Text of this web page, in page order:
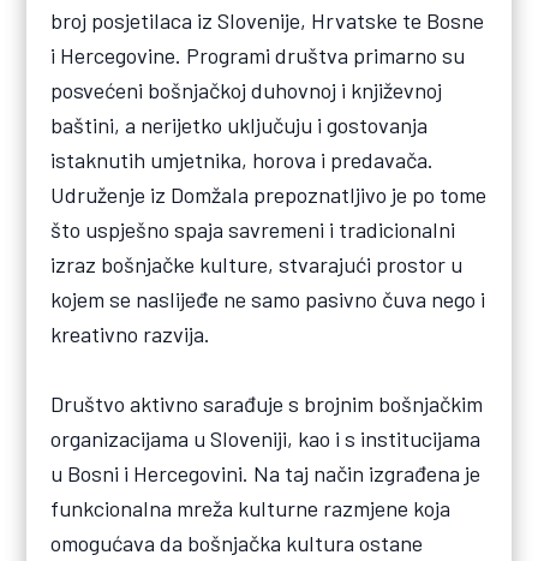
broj posjetilaca iz Slovenije, Hrvatske te Bosne
i Hercegovine. Programi društva primarno su
posvećeni bošnjačkoj duhovnoj i književnoj
baštini, a nerijetko uključuju i gostovanja
istaknutih umjetnika, horova i predavača.
Udruženje iz Domžala prepoznatljivo je po tome
što uspješno spaja savremeni i tradicionalni
izraz bošnjačke kulture, stvarajući prostor u
kojem se naslijeđe ne samo pasivno čuva nego i
kreativno razvija.
Društvo aktivno sarađuje s brojnim bošnjačkim
organizacijama u Sloveniji, kao i s institucijama
u Bosni i Hercegovini. Na taj način izgrađena je
funkcionalna mreža kulturne razmjene koja
omogućava da bošnjačka kultura ostane